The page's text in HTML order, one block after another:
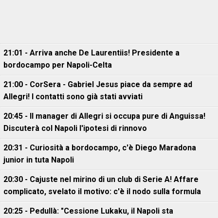
21:01 - Arriva anche De Laurentiis! Presidente a
bordocampo per Napoli-Celta
21:00 - CorSera - Gabriel Jesus piace da sempre ad
Allegri! I contatti sono già stati avviati
20:45 - Il manager di Allegri si occupa pure di Anguissa!
Discuterà col Napoli l'ipotesi di rinnovo
20:31 - Curiosità a bordocampo, c'è Diego Maradona
junior in tuta Napoli
20:30 - Cajuste nel mirino di un club di Serie A! Affare
complicato, svelato il motivo: c'è il nodo sulla formula
20:25 - Pedullà: "Cessione Lukaku, il Napoli sta